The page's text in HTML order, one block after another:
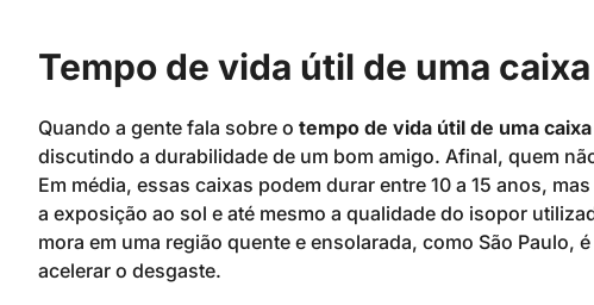
Tempo de vida útil de uma
Quando a gente fala sobre o tempo de vida útil de uma
discutindo a durabilidade de um bom amigo. Afinal, quem
Em média, essas caixas podem durar entre 10 a 15 anos,
a exposição ao sol e até mesmo a qualidade do isopor
mora em uma região quente e ensolarada, como São
acelerar o desgaste.